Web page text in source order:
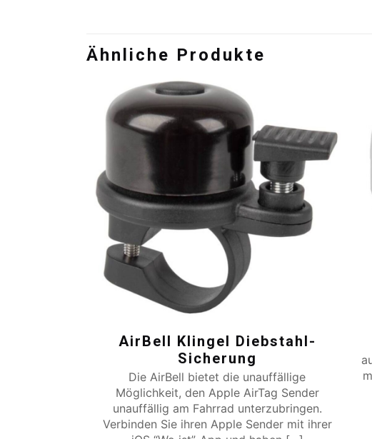
Ähnliche Produkte
AirBell Klingel Diebstahl-
Sicherung
Die AirBell bietet die unauffällige
Möglichkeit, den Apple AirTag Sender
unauffällig am Fahrrad unterzubringen.
Verbinden Sie ihren Apple Sender mit ihrer